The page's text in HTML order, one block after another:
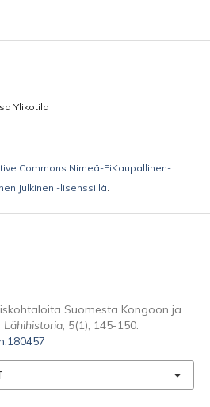
Ylikotila
Commons Nimeä-EiKaupallinen-
Julkinen -lisenssillä.
Suomesta Kongoon ja
Lähihistoria, 5(1), 145-150.